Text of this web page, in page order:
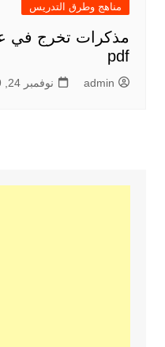
مناهج وطرق التدريس
مذكرات تخرج في
pdf
admin نوفمبر 24, 2019